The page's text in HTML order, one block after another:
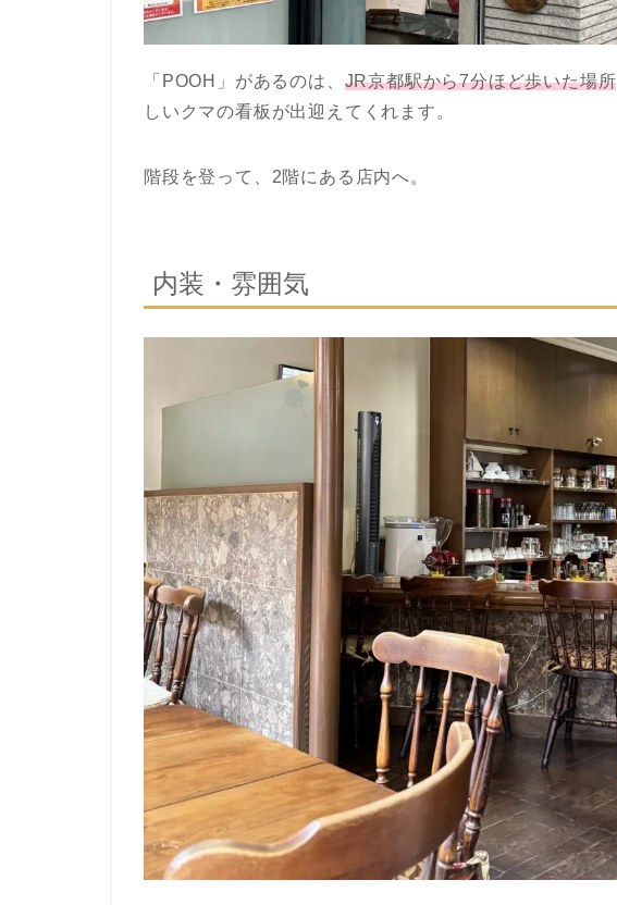
「POOH」があるのは、 JR京都駅から7分ほど歩いた場所
しいクマの看板が出迎えてくれます。
階段を登って、2階にある店内へ。
内装・雰囲気